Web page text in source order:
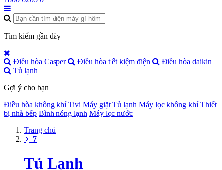
Tìm kiếm gần đây
Điều hòa Casper Điều hòa tiết kiệm điện
Điều hòa daikin
Tủ lạnh
Gợi ý cho bạn
Điều hòa không khí Tivi Máy giặt Tủ lạnh Máy lọc không khí Thiết
bị nhà bếp Bình nóng lạnh Máy lọc nước
Trang chủ
7
Tủ Lạnh